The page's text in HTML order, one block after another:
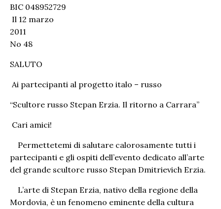
BIC 048952729
Il 12 marzo
No 48
SALUTO
Ai partecipanti al progetto italo – russo
“Scultore russo Stepan Erzia. Il ritorno a Carrara”
Cari amici!
Permettetemi di salutare calorosamente tutti i
partecipanti e gli ospiti dell’evento dedicato all’arte
del grande scultore russo Stepan Dmitrievich Erzia.
L’arte di Stepan Erzia, nativo della regione della
Mordovia, è un fenomeno eminente della cultura